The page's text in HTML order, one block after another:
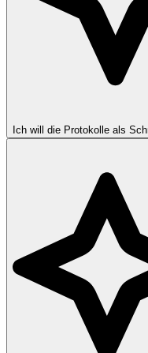
Ich will die Protokolle als